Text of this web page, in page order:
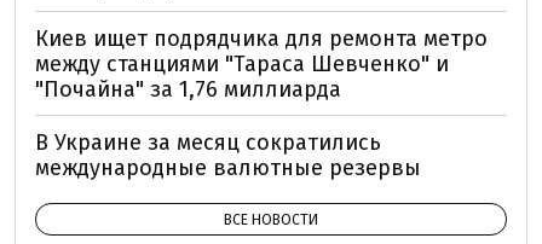
Киев ищет подрядчика для ремонта метро
между станциями "Тараса Шевченко" и
"Почайна" за 1,76 миллиарда
В Украине за месяц сократились
международные валютные резервы
ВСЕ НОВОСТИ